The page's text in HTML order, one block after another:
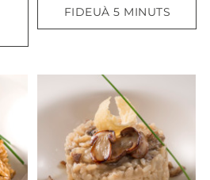
FIDEUÀ 5 MINUTS